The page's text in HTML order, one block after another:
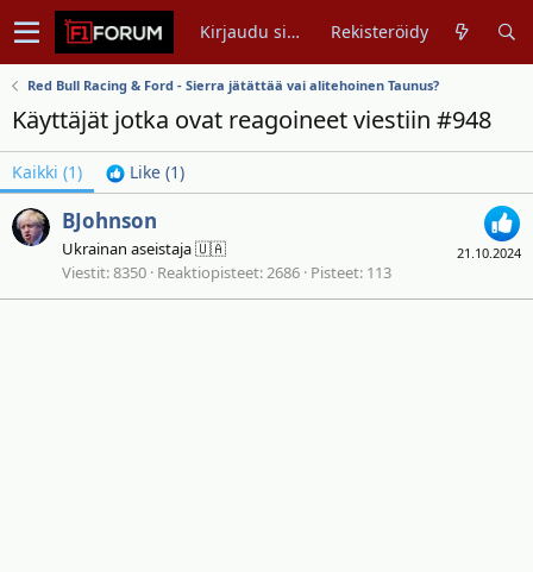
Kirjaudu sisään Rekisteröidy
Red Bull Racing & Ford - Sierra jätättää vai alitehoinen Taunus?
Käyttäjät jotka ovat reagoineet viestiin #948
Kaikki (1) Like (1)
21.10.2024
BJohnson
Ukrainan aseistaja 🇺🇦
Viestit 8350 Reaktiopisteet 2686 Pisteet 113